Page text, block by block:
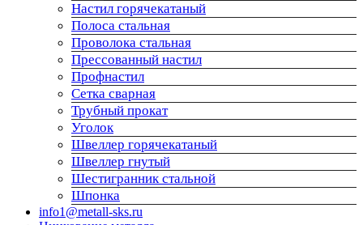
Настил горячекатаный
Полоса стальная
Проволока стальная
Прессованный настил
Профнастил
Сетка сварная
Трубный прокат
Уголок
Швеллер горячекатаный
Швеллер гнутый
Шестигранник стальной
Шпонка
info1@metall-sks.ru